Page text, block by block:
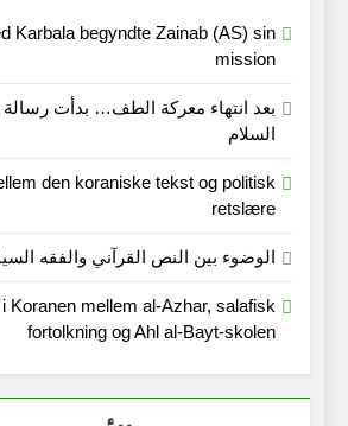
Karbala begyndte Zainab (AS) sin
mission
بعد انتهاء معركة الطف… بدأت رسالة
السلام
den koraniske tekst og politisk
retslære
الوضوء بين النص القرآني والفقه
Koranen mellem al-Azhar, salafisk
fortolkning og Ahl al-Bayt-skolen